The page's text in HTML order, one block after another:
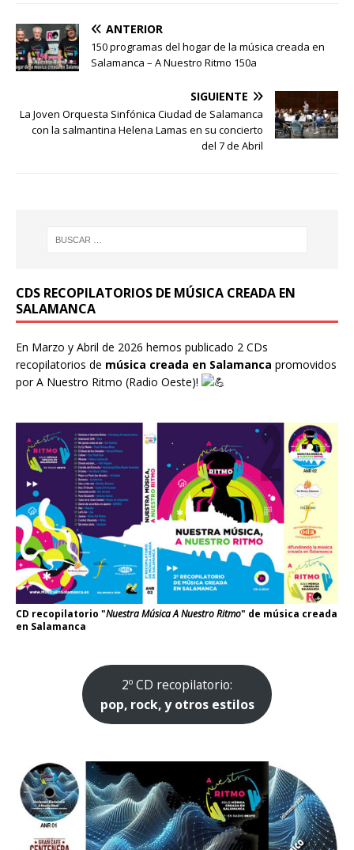
ANTERIOR
150 programas del hogar de la música creada en
Salamanca – A Nuestro Ritmo 150a
SIGUIENTE
La Joven Orquesta Sinfónica Ciudad de Salamanca
con la salmantina Helena Lamas en su concierto
del 7 de Abril
CDS RECOPILATORIOS DE MÚSICA CREADA EN
SALAMANCA
En Marzo y Abril de 2026 hemos publicado 2 CDs
recopilatorios de música creada en Salamanca promovidos
porA Nuestro Ritmo (Radio Oeste)!
CD recopilatorio "Nuestra Música A Nuestro Ritmo" de música creada
en Salamanca
2º CD recopilatorio:
pop, rock, y otros estilos